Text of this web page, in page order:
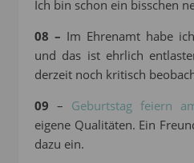
Ich bin schon ein bisschen
08 – Im Ehrenamt habe
und das ist ehrlich
derzeit noch kritisch
09 – Geburtstag feiern
eigene Qualitäten. Ein
dazu ein.